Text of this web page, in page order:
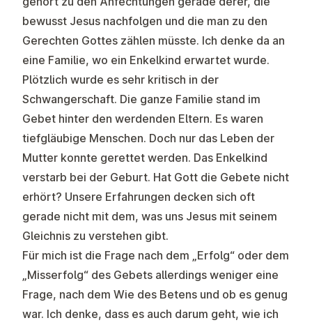
bewusst Jesus nachfolgen und die man zu den
Gerechten Gottes zählen müsste. Ich denke da an
eine Familie, wo ein Enkelkind erwartet wurde.
Plötzlich wurde es sehr kritisch in der
Schwangerschaft. Die ganze Familie stand im
Gebet hinter den werdenden Eltern. Es waren
tiefgläubige Menschen. Doch nur das Leben der
Mutter konnte gerettet werden. Das Enkelkind
verstarb bei der Geburt. Hat Gott die Gebete nicht
erhört? Unsere Erfahrungen decken sich oft
gerade nicht mit dem, was uns Jesus mit seinem
Gleichnis zu verstehen gibt.
Für mich ist die Frage nach dem „Erfolg“ oder dem
„Misserfolg“ des Gebets allerdings weniger eine
Frage, nach dem Wie des Betens und ob es genug
war. Ich denke, dass es auch darum geht, wie ich